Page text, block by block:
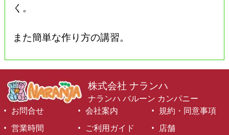
く。
また簡単な作り方の講習。
株式会社 ナランハ
ナランハ バルーン カンパニー
お問合せ
会社案内
規約・同意事項
営業時間
ご利用ガイド 店舗